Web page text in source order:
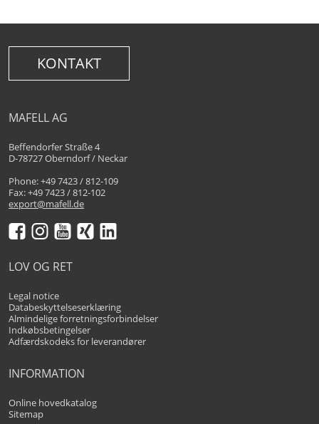
KONTAKT
MAFELL AG
Beffendorfer Straße 4
D-78727 Oberndorf / Neckar
Phone: +49 7423 / 812-109
Fax: +49 7423 / 812-102
export@mafell.de
LOV OG RET
Legal notice
Databeskyttelseserklæring
Almindelige forretningsforbindelser
Indkøbsbetingelser
Adfærdskodeks for leverandører
INFORMATION
Online hovedkatalog
Sitemap